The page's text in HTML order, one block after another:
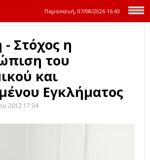
Παρασκευή, 07/08/2026 16:43
Στόχος η
του
και
Εγκλήματος
2012 17:34